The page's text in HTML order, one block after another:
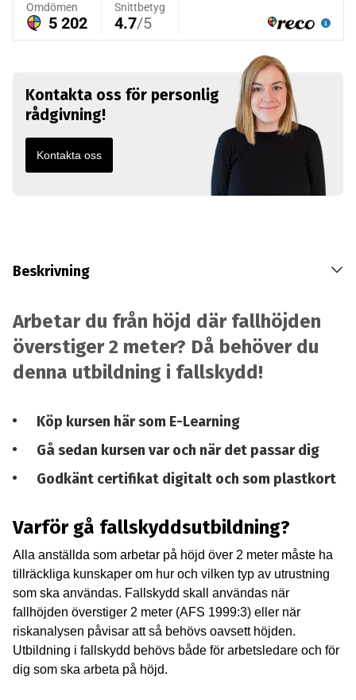
Kontakta oss för personlig
rådgivning!
Kontakta oss
Beskrivning
Arbetar du från höjd där fallhöjden
överstiger 2 meter? Då behöver du
denna utbildning i fallskydd!
Köp kursen här som E-Learning
Gå sedan kursen var och när det passar dig
Godkänt certifikat digitalt och som plastkort
Varför gå fallskyddsutbildning?
Alla anställda som arbetar på höjd över 2 meter måste ha
tillräckliga kunskaper om hur och vilken typ av utrustning
som ska användas. Fallskydd skall användas när
fallhöjden överstiger 2 meter (AFS 1999:3) eller när
riskanalysen påvisar att så behövs oavsett höjden.
Utbildning i fallskydd behövs både för arbetsledare och för
dig som ska arbeta på höjd.